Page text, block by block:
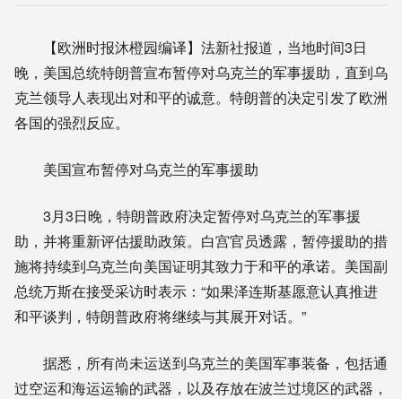
【欧洲时报沐橙园编译】法新社报道，当地时间3日
晚，美国总统特朗普宣布暂停对乌克兰的军事援助，直到乌
克兰领导人表现出对和平的诚意。特朗普的决定引发了欧洲
各国的强烈反应。
美国宣布暂停对乌克兰的军事援助
3月3日晚，特朗普政府决定暂停对乌克兰的军事援
助，并将重新评估援助政策。白宫官员透露，暂停援助的措
施将持续到乌克兰向美国证明其致力于和平的承诺。美国副
总统万斯在接受采访时表示：“如果泽连斯基愿意认真推进
和平谈判，特朗普政府将继续与其展开对话。”
据悉，所有尚未运送到乌克兰的美国军事装备，包括通
过空运和海运运输的武器，以及存放在波兰过境区的武器，